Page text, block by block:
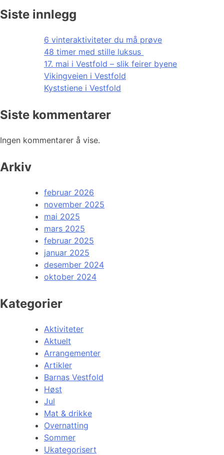
Siste innlegg
6 vinteraktiviteter du må prøve
48 timer med stille luksus
17. mai i Vestfold – slik feirer byene
Vikingveien i Vestfold
Kyststiene i Vestfold
Siste kommentarer
Ingen kommentarer å vise.
Arkiv
februar 2026
november 2025
mai 2025
mars 2025
februar 2025
januar 2025
desember 2024
oktober 2024
Kategorier
Aktiviteter
Aktuelt
Arrangementer
Artikler
Barnas Vestfold
Høst
Jul
Mat & drikke
Overnatting
Sommer
Ukategorisert